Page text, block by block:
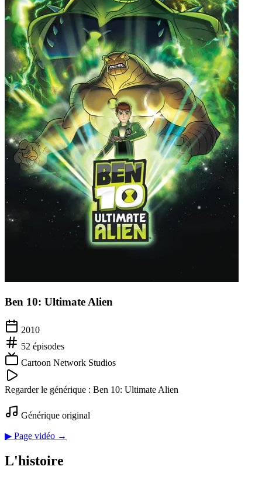
Ben 10: Ultimate Alien
2010
52 épisodes
Cartoon Network Studios
Regarder le générique : Ben 10: Ultimate Alien
Générique original
▶ Page vidéo →
L'histoire